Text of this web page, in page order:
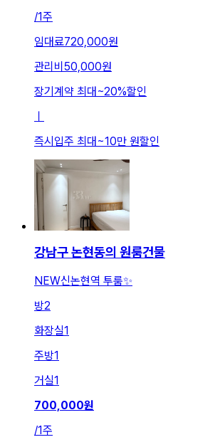
/1주
임대료720,000원
관리비 50,000원
장기계약 최대 ~20%할인
즉시입주 최대 ~10만 원할인
강남구 논현동의 원룸건물
NEW신논현역 투룸✨
방2
화장실1
주방1
거실1
700,000원
/1주